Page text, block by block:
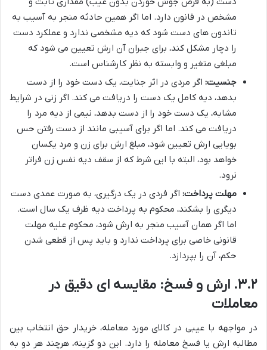
مشخص در قانون دارد. اما اگر همین حادثه منجر به آسیب به
تاندون های دست شود که دیه مشخصی ندارد و عملکرد دست
را دچار مشکل کند، برای جبران آن ارش تعیین می شود که
مبلغی متغیر و وابسته به نظر کارشناس است.
جنسیت: اگر مردی در اثر جنایت، یک دست خود را از دست
بدهد، دیه کامل یک دست را دریافت می کند. اگر زنی در شرایط
مشابه، یک دست خود را از دست بدهد، نیمی از دیه مرد را
دریافت می کند. اما اگر برای آسیبی مانند از دست رفتن حس
بویایی ارش تعیین شود، مبلغ ارش برای زن و مرد یکسان
خواهد بود، البته با این شرط که از سقف دیه نفس زن فراتر
نرود.
مهلت پرداخت: اگر فردی در یک درگیری، به صورت عمدی دست
دیگری را بشکند، محکوم به پرداخت دیه ظرف یک سال است.
اما اگر همان آسیب منجر به ارش شود، محکوم علیه مهلت
قانونی خاصی برای پرداخت ندارد و باید پس از قطعی شدن
حکم، آن را بپردازد.
۳.۲. ارش و فسخ: مقایسه ای دقیق در
معاملات
در مواجهه با عیبی در کالای مورد معامله، خریدار حق انتخاب بین
مطالبه ارش یا فسخ معامله را دارد. این دو گزینه، هرچند هر دو به